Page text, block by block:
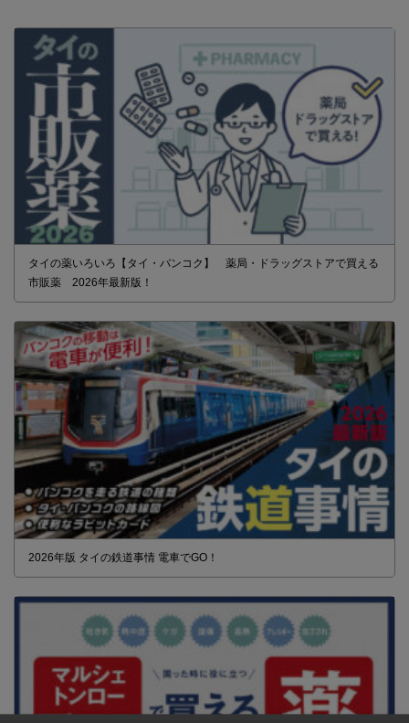
タイの薬いろいろ【タイ・バンコク】 薬局・ドラッグストアで買える
市販薬 2026年最新版！
2026年版 タイの鉄道事情 電車でGO！